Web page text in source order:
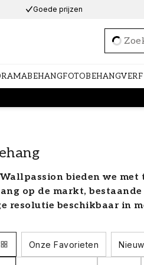
Goede prijzen
FOTOBEHANGVERF
bieden we met
op de markt,
resolutie beschikbaar in
de mogelijkheden zijn
collecties om de
Onze Favorieten